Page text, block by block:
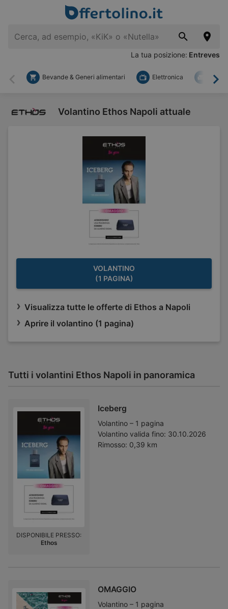
La tua posizione: Entreves
Indietro
Bevande & Generi alimentari Elettronica Fai
Volantino Ethos Napoli attuale
VOLANTINO
(1 PAGINA)
Visualizza tutte le offerte di Ethos a Napoli
Aprire il volantino (1 pagina)
Tutti i volantini Ethos Napoli in panoramica
Iceberg
Volantino – 1 pagina
Volantino valida fino: 30.10.2026
Rimosso: 0,39 km
DISPONIBILE PRESSO:
Ethos
OMAGGIO
Volantino – 1 pagina